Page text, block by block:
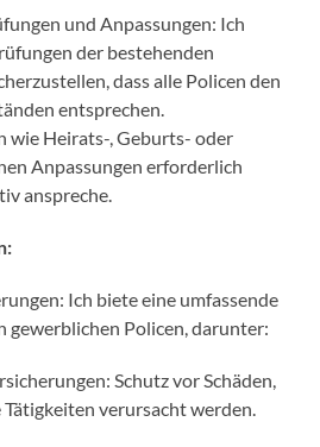
und Anpassungen: Ich
der bestehenden
dass alle Policen den
entsprechen.
wie Heirats-, Geburts- oder
Anpassungen erforderlich
anspreche.
Ich biete eine umfassende
gewerblichen Policen, darunter:
Schutz vor Schäden,
verursacht werden.